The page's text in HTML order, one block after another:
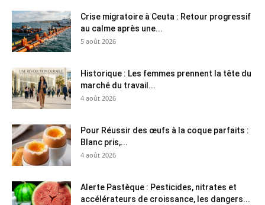
Crise migratoire à Ceuta : Retour progressif
au calme après une...
5 août 2026
Historique : Les femmes prennent la tête du
marché du travail...
4 août 2026
Pour Réussir des œufs à la coque parfaits :
Blanc pris,...
4 août 2026
Alerte Pastèque : Pesticides, nitrates et
accélérateurs de croissance, les dangers...